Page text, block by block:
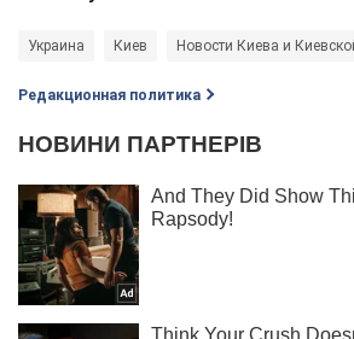
Украина Киев Новости Киева и
Редакционная политика